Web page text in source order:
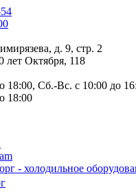
д. 9, стр. 2
лет Октября, 118
18:00, Сб.-Вс. с 10:00 до
18:00